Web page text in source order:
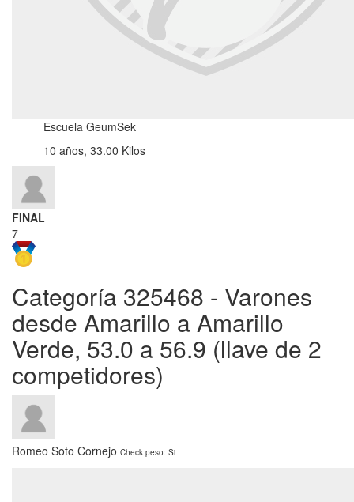
Escuela GeumSek
10 años, 33.00 Kilos
FINAL
7
Categoría 325468 - Varones
desde Amarillo a Amarillo
Verde, 53.0 a 56.9 (llave de 2
competidores)
Romeo Soto Cornejo Check peso: Si